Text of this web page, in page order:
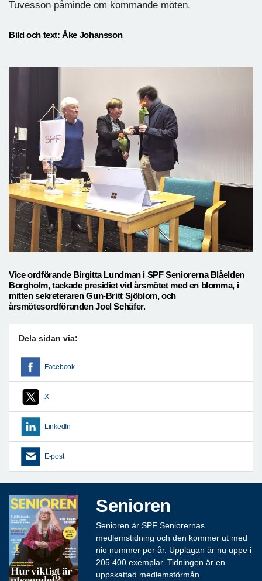
Tuvesson påminde om kommande möten.
Bild och text: Åke Johansson
Vice ordförande Birgitta Lundman i SPF Seniorerna Blåelden
Borgholm, tackade presidiet vid årsmötet med en blomma, i
mitten sekreteraren Gun-Britt Sjöblom, och
årsmötesordföranden Joel Schäfer.
Dela sidan via:
Facebook
X
LinkedIn
E-post
Senioren
Senioren är SPF Seniorernas
medlemstidning och den kommer ut med
nio nummer per år. Upplagan är nu uppe i
205 400 exemplar. Tidningen är en
uppskattad medlemsförmån.